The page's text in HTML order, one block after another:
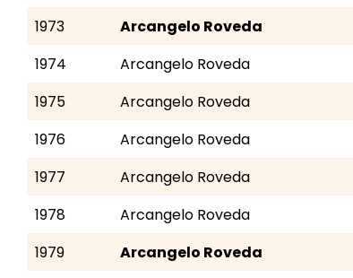
1973
Arcangelo Roveda
1974
Arcangelo Roveda
1975
Arcangelo Roveda
1976
Arcangelo Roveda
1977
Arcangelo Roveda
1978
Arcangelo Roveda
1979
Arcangelo Roveda